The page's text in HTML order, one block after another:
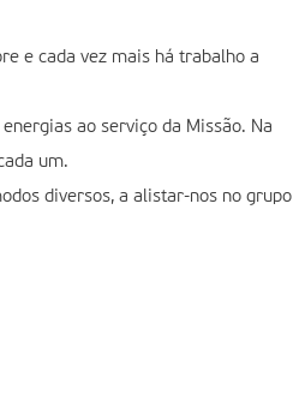
e cada vez mais há trabalho a
ao serviço da Missão. Na
um.
diversos, a alistar-nos no grupo